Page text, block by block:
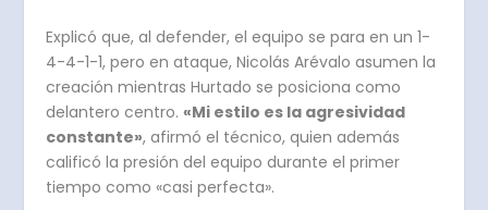
Explicó que, al defender, el equipo se para en un 1-
4-4-1-1, pero en ataque, Nicolás Arévalo asumen la
creación mientras Hurtado se posiciona como
delantero centro.«Mi estilo es la agresividad
constante», afirmó el técnico, quien además
calificó la presión del equipo durante el primer
tiempo como «casi perfecta».